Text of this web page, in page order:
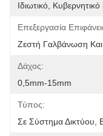
Ιδιωτικό,
Επεξεργασία
Ζεστή Γαλβάνωση
Δάχος:
0,5mm-15mm
Τύπος:
Σε Σύστημα Δικτύου,